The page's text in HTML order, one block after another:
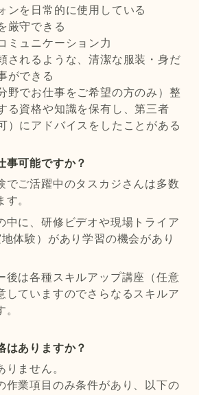
ンを日常的に使用している
厳守できる
ミュニケーション力
されるような、清潔な服装・身だ
ができる
野でお仕事をご希望の方のみ）整
る資格や知識を保有し、第三者
）にアドバイスをしたことがある
事可能ですか？
でご活躍中のタスカジさんは多数
す。
中に、研修ビデオや現場トライア
体験）があり学習の機会があり
後は各種スキルアップ講座（任意
していますのでさらなるスキルア
はありますか？
りません。
作業項目のみ条件があり、以下の